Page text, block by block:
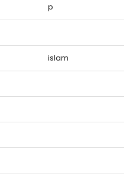
p
islam